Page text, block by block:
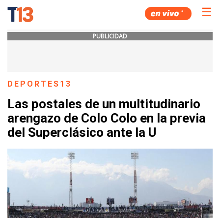
☰
PUBLICIDAD
DEPORTES13
Las postales de un multitudinario
arengazo de Colo Colo en la previa
del Superclásico ante la U